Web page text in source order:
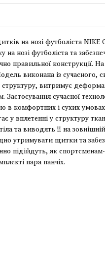
на нозі футболіста NIKE
нозі футболіста та
правильної конструкції.
виконана із сучасного,
витримує
сучасної
в комфортних і сухих
у вплетенні у структуру
та виводять її на
утримувати щитки та
підійдуть, як
пара панчіх.